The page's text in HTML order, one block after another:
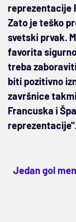
reprezentacije
Zato je teško
svetski prvak.
favorita
treba
biti pozitivno
završnice
Francuska i
Jedan gol